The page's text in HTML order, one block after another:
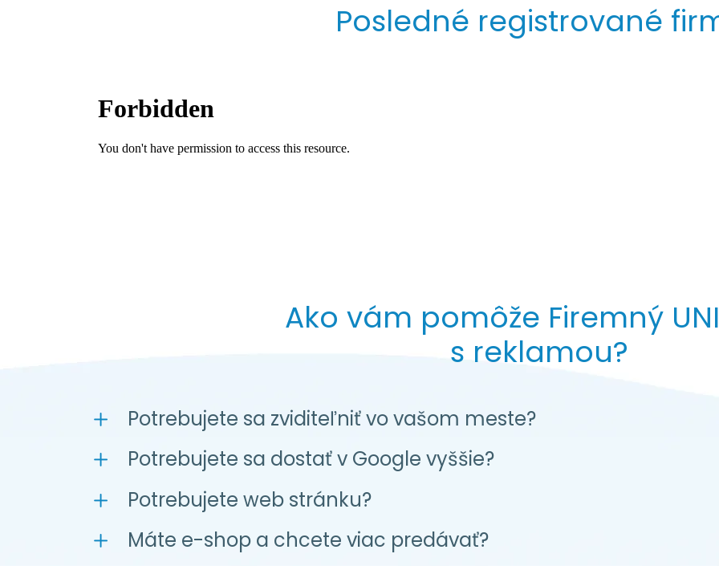
Posledné registrované
Ako vám pomôže Firemný
s reklamou?
Potrebujete sa zviditeľniť vo vašom meste?
Potrebujete sa dostať v Google vyššie?
Potrebujete web stránku?
Máte e-shop a chcete viac predávať?